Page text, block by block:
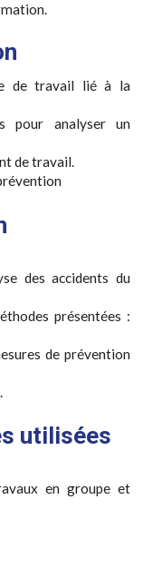
de travail lié à la
pour analyser un
de travail.
des accidents du
présentées :
de prévention
utilisées
en groupe et